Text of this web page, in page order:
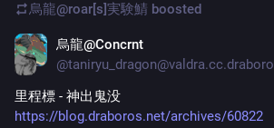
烏龍@roar[s]実験鯖 boosted
烏龍@Concrnt
@taniryu_dragon@valdra.cc.draboros.net
https://blog.draboros.net/archives/60822